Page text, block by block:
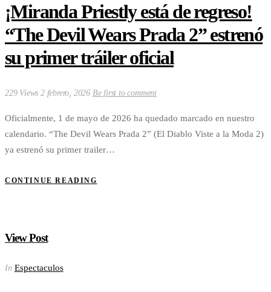
¡Miranda Priestly está de regreso!
“The Devil Wears Prada 2” estrenó
su primer tráiler oficial
229 Views 2 febrero, 2026 Be first to comment
Oficialmente, 1 de mayo de 2026 ha quedado marcado en nuestro
calendario. “The Devil Wears Prada 2” (El Diablo Viste a la Moda 2)
ya estrenó su primer trailer…
CONTINUE READING
View Post
In Espectaculos